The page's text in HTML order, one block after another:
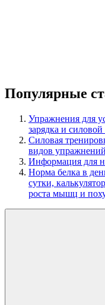
Популярные
Упражнения для
зарядка и
Силовая
видов упражнений
Информация для
Норма белка в
сутки,
роста мышц и